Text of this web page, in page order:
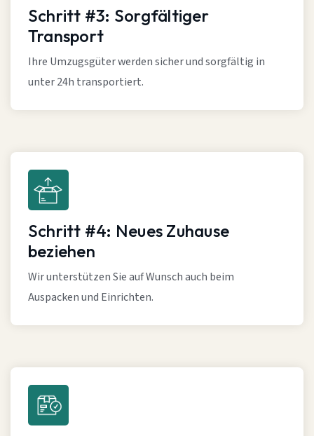
Schritt #3: Sorgfältiger
Transport
Ihre Umzugsgüter werden sicher und sorgfältig in
unter 24h transportiert.
Schritt #4: Neues Zuhause
beziehen
Wir unterstützen Sie auf Wunsch auch beim
Auspacken und Einrichten.